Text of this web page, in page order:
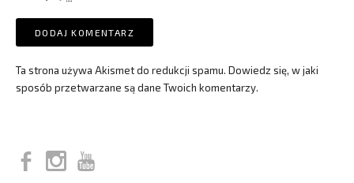
Ta strona używa Akismet do redukcji spamu. Dowiedz się, w jaki
sposób przetwarzane są dane Twoich komentarzy.